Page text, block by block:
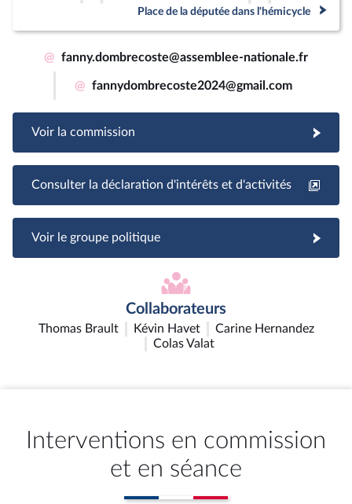
Place de la députée dans l'hémicycle
@ fanny.dombrecoste@assemblee-nationale.fr
@ fannydombrecoste2024@gmail.com
Voir la commission
Consulter la déclaration d'intérêts et d'activités
Voir le groupe politique
Collaborateurs
Thomas Brault Kévin Havet
Carine Hernandez
Colas Valat
Interventions en commission
et en séance